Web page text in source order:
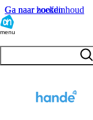
Ga naar hoofdinhoud
Ga naar zoeken
menu